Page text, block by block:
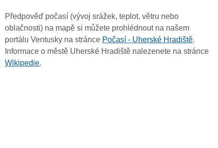
Předpověď počasí (vývoj srážek, teplot, větru nebo
oblačnosti) na mapě si můžete prohlédnout na našem
portálu Ventusky na stránce Počasí - Uherské Hradiště.
Informace o městě Uherské Hradiště nalezenete na stránce
Wikipedie.